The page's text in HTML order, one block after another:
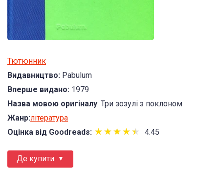
Тютюнник
Видавництво: Pabulum
Вперше видано: 1979
Назва мовою оригіналу: Три зозулі з поклоном
Жанр:література
Оцінка від Goodreads: ★
★★
★★
★★
★★
★ 4.45
Де купити